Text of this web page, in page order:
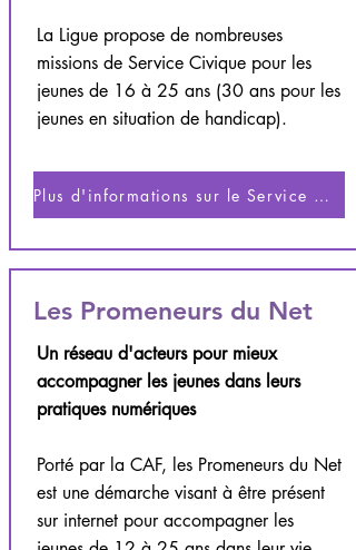
La Ligue propose de nombreuses
missions de Service Civique pour les
jeunes de 16 à 25 ans (30 ans pour les
jeunes en situation de handicap).
Plus d'informations sur le Service Civique
Les Promeneurs du Net
Un réseau d'acteurs pour mieux
accompagner les jeunes dans leurs
pratiques numériques
Porté par la CAF, les Promeneurs du Net
est une démarche visant à être présent
sur internet pour accompagner les